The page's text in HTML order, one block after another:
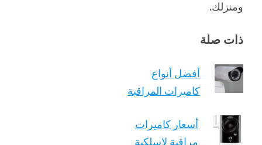
ومنزلك.
ذات صلة
أفضل أنواع
كاميرات المراقبة
أسعار كاميرات
مراقبة لاسلكية